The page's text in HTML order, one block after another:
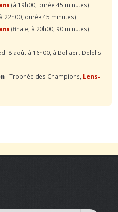
(à 19h00, durée 45 minutes)
22h00, durée 45 minutes)
(finale, à 20h00, 90 minutes)
8 août à 16h00, à Bollaert-Delelis
: Trophée des Champions, Lens-